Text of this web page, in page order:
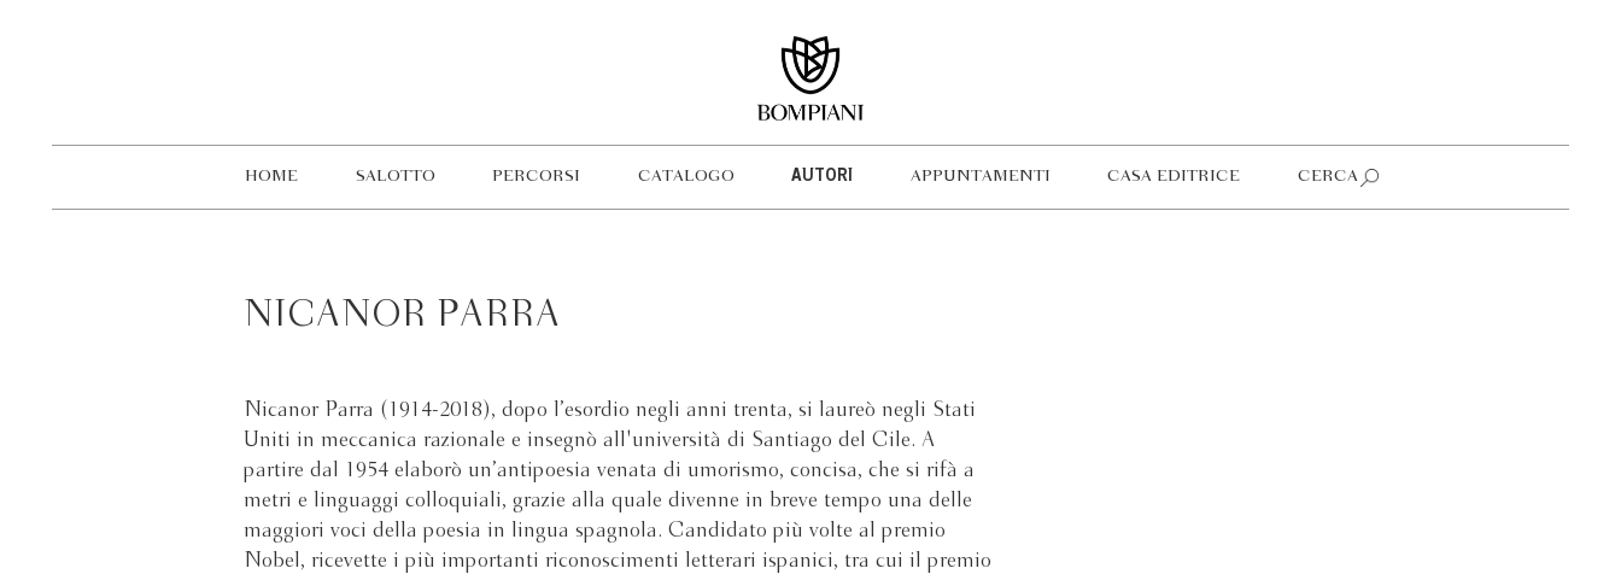
HOME SALOTTO PERCORSI CATALOGO AUTORI APPUNTAMENTI CASA EDITRICE CERCA
NICANOR PARRA
Nicanor Parra (1914-2018), dopo l’esordio negli anni trenta, si laureò negli Stati
Uniti in meccanica razionale e insegnò all'università di Santiago del Cile. A
partire dal 1954 elaborò un’antipoesia venata di umorismo, concisa, che si rifà a
metri e linguaggi colloquiali, grazie alla quale divenne in breve tempo una delle
maggiori voci della poesia in lingua spagnola. Candidato più volte al premio
Nobel, ricevette i più importanti riconoscimenti letterari ispanici, tra cui il premio